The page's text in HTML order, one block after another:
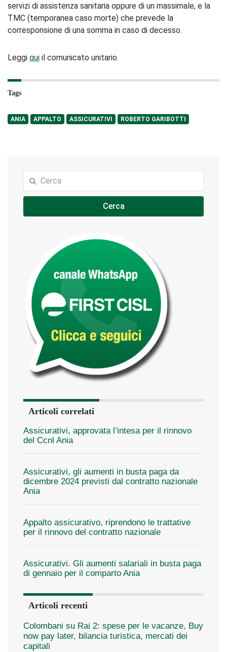
servizi di assistenza sanitaria oppure di un massimale, e la
TMC (temporanea caso morte) che prevede la
corresponsione di una somma in caso di decesso.
Leggi qui il comunicato unitario.
Tags
ANIA APPALTO ASSICURATIVI ROBERTO GARIBOTTI
Cerca
Articoli correlati
Assicurativi, approvata l’intesa per il rinnovo
del Ccnl Ania
Assicurativi, gli aumenti in busta paga da
dicembre 2024 previsti dal contratto nazionale
Ania
Appalto assicurativo, riprendono le trattative
per il rinnovo del contratto nazionale
Assicurativi. Gli aumenti salariali in busta paga
di gennaio per il comparto Ania
Articoli recenti
Colombani su Rai 2: spese per le vacanze, Buy
now pay later, bilancia turistica, mercati dei
capitali